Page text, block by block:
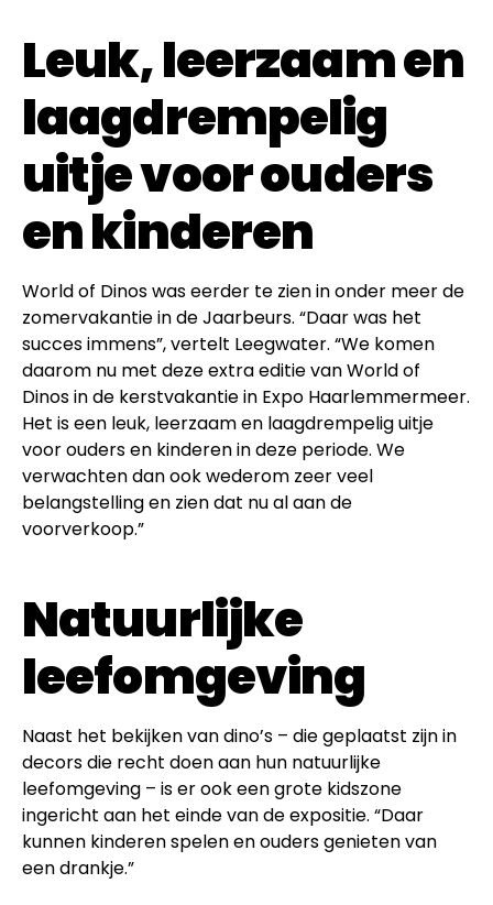
Leuk, leerzaam en
laagdrempelig
uitje voor ouders
en kinderen
World of Dinos was eerder te zien in onder meer de
zomervakantie in de Jaarbeurs. “Daar was het
succes immens”, vertelt Leegwater. “We komen
daarom nu met deze extra editie van World of
Dinos in de kerstvakantie in Expo Haarlemmermeer.
Het is een leuk, leerzaam en laagdrempelig uitje
voor ouders en kinderen in deze periode. We
verwachten dan ook wederom zeer veel
belangstelling en zien dat nu al aan de
voorverkoop.”
Natuurlijke
leefomgeving
Naast het bekijken van dino’s – die geplaatst zijn in
decors die recht doen aan hun natuurlijke
leefomgeving – is er ook een grote kidszone
ingericht aan het einde van de expositie. “Daar
kunnen kinderen spelen en ouders genieten van
een drankje.”